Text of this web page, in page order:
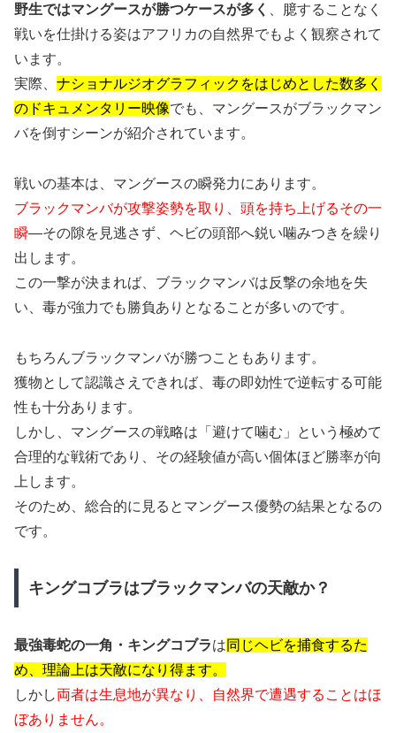
野生ではマングースが勝つケースが多く
、臆することなく
戦いを仕掛ける姿はアフリカの自然界でもよく観察されて
います。
実際、 ナショナルジオグラフィックをはじめとした数多く
のドキュメンタリー映像でも、マングースがブラックマン
バを倒すシーンが紹介されています。
戦いの基本は、マングースの瞬発力にあります。
ブラックマンバが攻撃姿勢を取り、頭を持ち上げるその一
瞬—その隙を見逃さず、ヘビの頭部へ鋭い噛みつきを繰り
出します。
この一撃が決まれば、ブラックマンバは反撃の余地を失
い、毒が強力でも勝負ありとなることが多いのです。
もちろんブラックマンバが勝つこともあります。
獲物として認識さえできれば、毒の即効性で逆転する可能
性も十分あります。
しかし、マングースの戦略は「避けて噛む」という極めて
合理的な戦術であり、その経験値が高い個体ほど勝率が向
上します。
そのため、総合的に見るとマングース優勢の結果となるの
です。
キングコブラはブラックマンバの天敵か？
最強毒蛇の一角・キングコブラは同じヘビを捕食するた
め、理論上は天敵になり得ます。
しかし両者は生息地が異なり、自然界で遭遇することはほ
ぼありません。